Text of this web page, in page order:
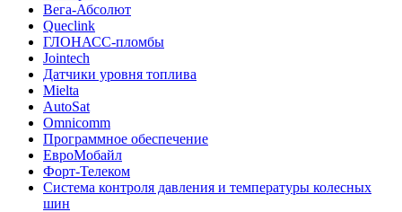
Вега-Абсолют
Queclink
ГЛОНАСС-пломбы
Jointech
Датчики уровня топлива
Mielta
AutoSat
Omnicomm
Программное обеспечение
ЕвроМобайл
Форт-Телеком
Система контроля давления и температуры колесных
шин